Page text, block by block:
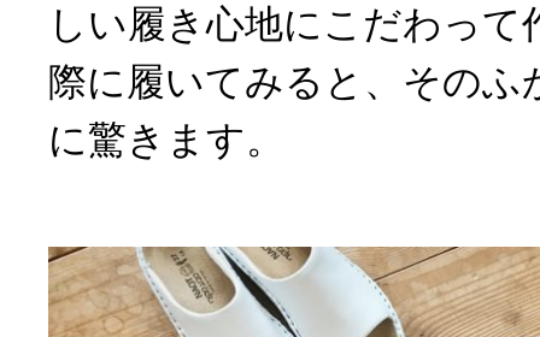
しい履き心地にこだわって
際に履いてみると、そのふ
に驚きます。